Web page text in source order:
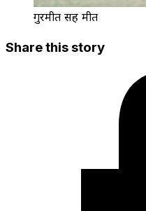
गुरमीत सिंह मीत
Share this story